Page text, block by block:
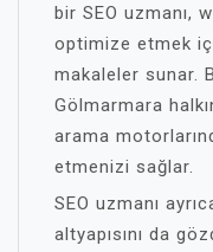
bir SEO uzmanı,
optimize etmek
makaleler sunar.
Gölmarmara
arama
etmenizi sağlar.
SEO uzmanı
altyapısını da